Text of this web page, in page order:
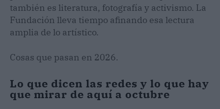
también es literatura, fotografía y activismo. La
Fundación lleva tiempo afinando esa lectura
amplia de lo artístico.
Cosas que pasan en 2026.
Lo que dicen las redes y lo que hay
que mirar de aquí a octubre